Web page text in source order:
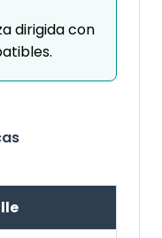
dirigida con